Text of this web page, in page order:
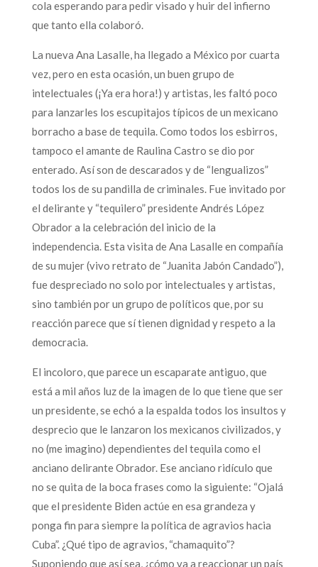
cola esperando para pedir visado y huir del infierno
que tanto ella colaboró.
La nueva Ana Lasalle, ha llegado a México por cuarta
vez, pero en esta ocasión, un buen grupo de
intelectuales (¡Ya era hora!) y artistas, les faltó poco
para lanzarles los escupitajos típicos de un mexicano
borracho a base de tequila. Como todos los esbirros,
tampoco el amante de Raulina Castro se dio por
enterado. Así son de descarados y de “lengualizos”
todos los de su pandilla de criminales. Fue invitado por
el delirante y “tequilero” presidente Andrés López
Obrador a la celebración del inicio de la
independencia. Esta visita de Ana Lasalle en compañía
de su mujer (vivo retrato de “Juanita Jabón Candado”),
fue despreciado no solo por intelectuales y artistas,
sino también por un grupo de políticos que, por su
reacción parece que sí tienen dignidad y respeto a la
democracia.
El incoloro, que parece un escaparate antiguo, que
está a mil años luz de la imagen de lo que tiene que ser
un presidente, se echó a la espalda todos los insultos y
desprecio que le lanzaron los mexicanos civilizados, y
no (me imagino) dependientes del tequila como el
anciano delirante Obrador. Ese anciano ridículo que
no se quita de la boca frases como la siguiente: “Ojalá
que el presidente Biden actúe en esa grandeza y
ponga fin para siempre la política de agravios hacia
Cuba”. ¿Qué tipo de agravios, “chamaquito”?
Suponiendo que así sea, ¿cómo va a reaccionar un país